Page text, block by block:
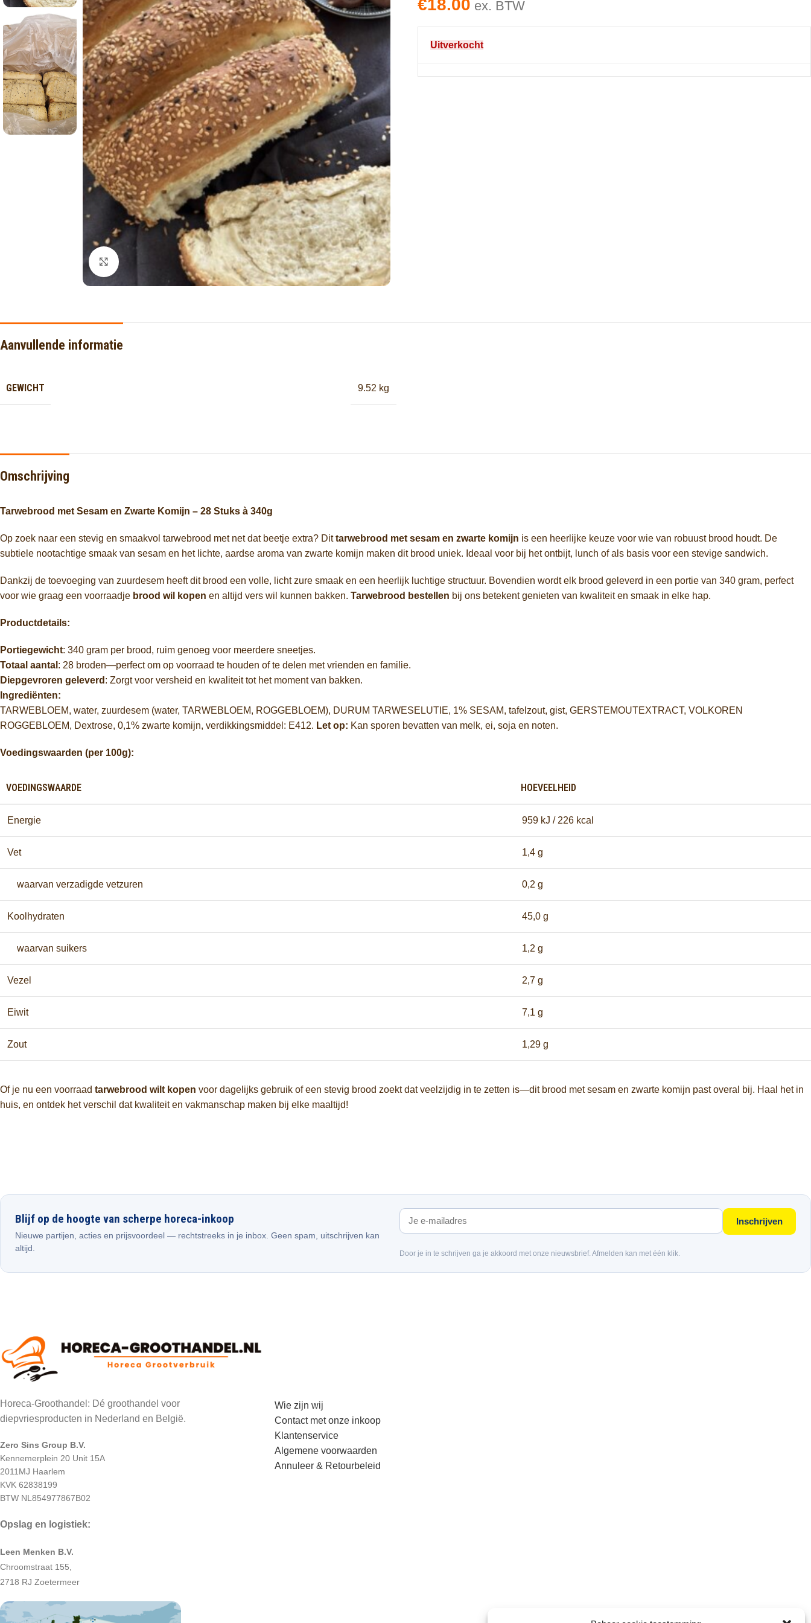
Click to enlarge
€18.00 ex. BTW
Uitverkocht
Aanvullende informatie
GEWICHT 9.52 kg
Omschrijving
Tarwebrood met Sesam en Zwarte Komijn – 28 Stuks à 340g
Op zoek naar een stevig en smaakvol tarwebrood met net dat beetje extra? Dittarwebrood met sesam en zwarte komijn is een heerlijke keuze voor wie van robuust brood houdt. De
subtiele nootachtige smaak van sesam en het lichte, aardse aroma van zwarte komijn maken dit brood uniek. Ideaal voor bij het ontbijt, lunch of als basis voor een stevige sandwich.
Dankzij de toevoeging van zuurdesem heeft dit brood een volle, licht zure smaak en een heerlijk luchtige structuur. Bovendien wordt elk brood geleverd in een portie van 340 gram, perfect
voor wie graag een voorraadje brood wil kopen en altijd vers wil kunnen bakken. Tarwebrood bestellen bij ons betekent genieten van kwaliteit en smaak in elke hap.
Productdetails:
Portiegewicht: 340 gram per brood, ruim genoeg voor meerdere sneetjes.
Totaal aantal : 28 broden—perfect om op voorraad te houden of te delen met vrienden en familie.
Diepgevroren geleverd : Zorgt voor versheid en kwaliteit tot het moment van bakken.
Ingrediënten:
TARWEBLOEM, water, zuurdesem (water, TARWEBLOEM, ROGGEBLOEM), DURUM TARWESELUTIE, 1% SESAM, tafelzout, gist, GERSTEMOUTEXTRACT, VOLKOREN
ROGGEBLOEM, Dextrose, 0,1% zwarte komijn, verdikkingsmiddel: E412. Let op: Kan sporen bevatten van melk, ei, soja en noten.
Voedingswaarden (per 100g):
VOEDINGSWAARDE HOEVEELHEID
Energie 959 kJ / 226 kcal
Vet 1,4 g
waarvan verzadigde vetzuren 0,2 g
Koolhydraten 45,0 g
waarvan suikers 1,2 g
Vezel 2,7 g
Eiwit 7,1 g
Zout 1,29 g
Of je nu een voorraad tarwebrood wilt kopen voor dagelijks gebruik of een stevig brood zoekt dat veelzijdig in te zetten is—dit brood met sesam en zwarte komijn past overal bij. Haal het in
huis, en ontdek het verschil dat kwaliteit en vakmanschap maken bij elke maaltijd!
Blijf op de hoogte van scherpe horeca-inkoop
Nieuwe partijen, acties en prijsvoordeel — rechtstreeks in je inbox. Geen spam, uitschrijven kan
altijd.
Inschrijven
Door je in te schrijven ga je akkoord met onze nieuwsbrief. Afmelden kan met één klik.
Horeca-Groothandel: Dé groothandel voor
diepvriesproducten in Nederland en België.
Zero Sins Group B.V.
Kennemerplein 20 Unit 15A
2011MJ Haarlem
KVK 62838199
BTW NL854977867B02
Opslag en logistiek:
Leen Menken B.V.
Chroomstraat 155,
2718 RJ Zoetermeer
Wie zijn wij
Contact met onze inkoop
Klantenservice
Algemene voorwaarden
Annuleer & Retourbeleid